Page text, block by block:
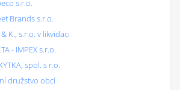
s.r.o.
Brands s.r.o.
& K., s.r.o. v likvidaci
- IMPEX s.r.o.
spol. s r.o.
družstvo obcí